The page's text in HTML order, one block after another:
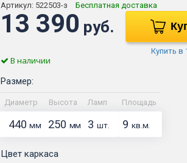
Артикул: 522503-з Бесплатная доставка
13 390 руб.
Купить в
В наличии
Размер:
Диаметр Высота Ламп Площадь
440мм 250 мм 3 шт. 9 кв.м.
Цвет каркаса